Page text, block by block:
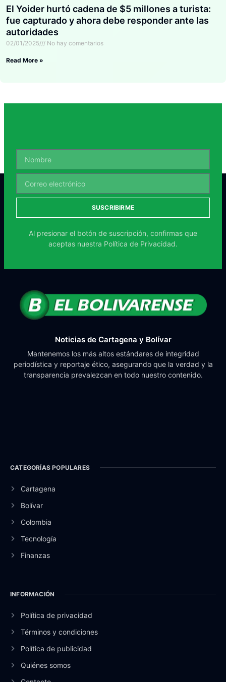
El Yoider hurtó cadena de $5 millones a turista:
fue capturado y ahora debe responder ante las
autoridades
02/01/2025 No hay comentarios
Read More »
SUSCRIBIRME
Al presionar el botón de suscripción, confirmas que
aceptas nuestra Política de Privacidad.
Noticias de Cartagena y Bolívar
Mantenemos los más altos estándares de integridad
periodística y reportaje ético, asegurando que la verdad y la
transparencia prevalezcan en todo nuestro contenido.
CATEGORÍAS POPULARES
Cartagena
Bolívar
Colombia
Tecnología
Finanzas
INFORMACIÓN
Política de privacidad
Términos y condiciones
Política de publicidad
Quiénes somos